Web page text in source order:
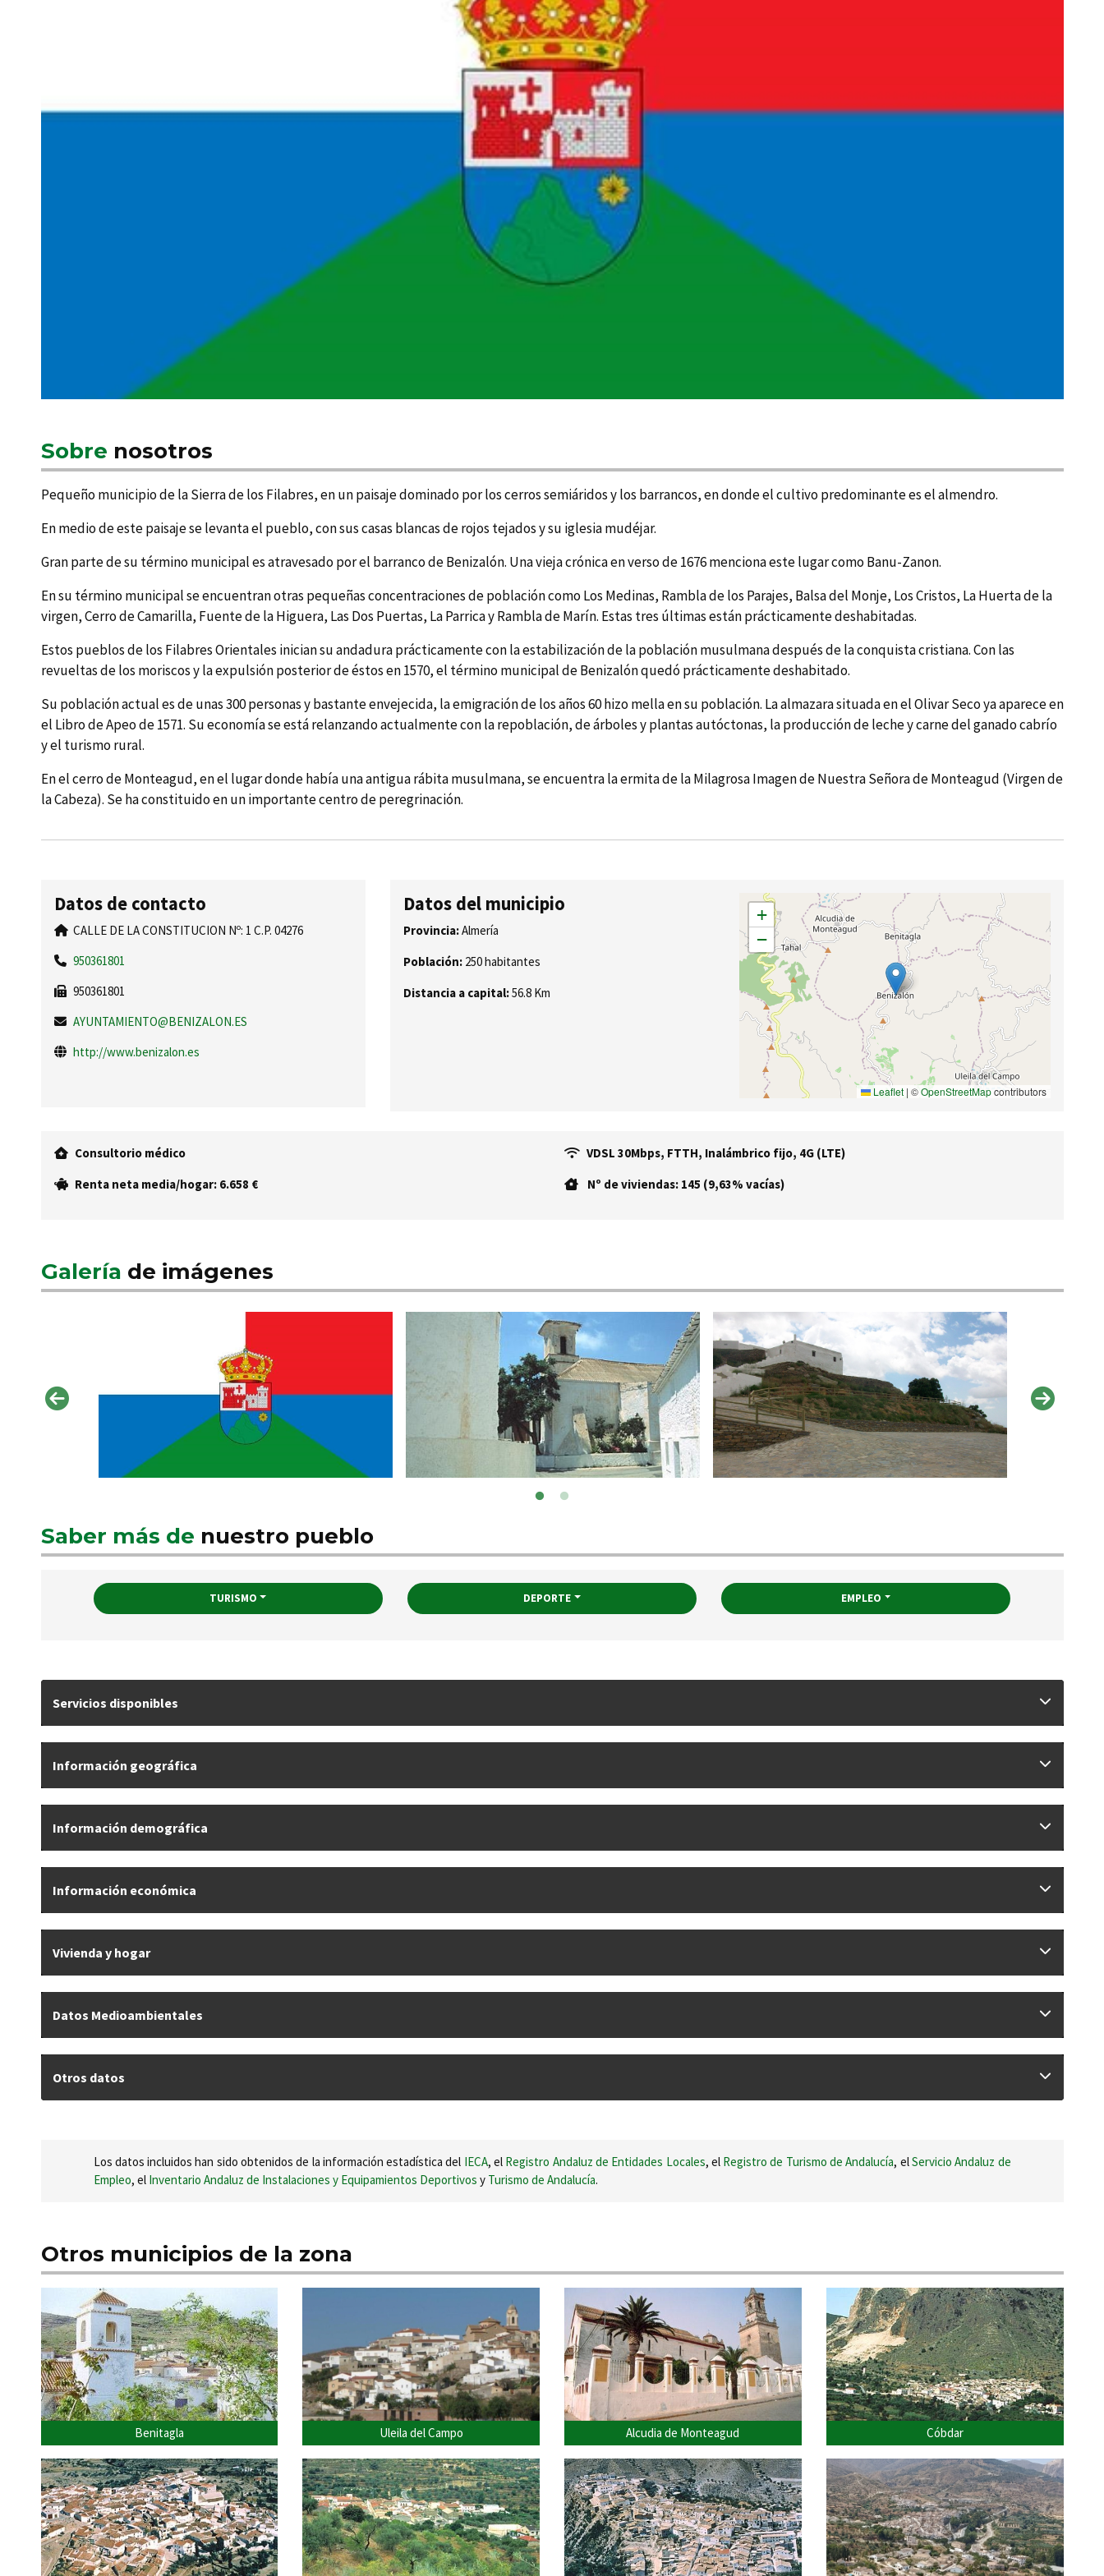
Sobre nosotros
Pequeño municipio de la Sierra de los Filabres, en un paisaje dominado por los cerros semiáridos y los barrancos, en donde el cultivo predominante es el almendro.
En medio de este paisaje se levanta el pueblo, con sus casas blancas de rojos tejados y su iglesia mudéjar.
Gran parte de su término municipal es atravesado por el barranco de Benizalón. Una vieja crónica en verso de 1676 menciona este lugar como Banu-Zanon.
En su término municipal se encuentran otras pequeñas concentraciones de población como Los Medinas, Rambla de los Parajes, Balsa del Monje, Los Cristos, La Huerta de la
virgen, Cerro de Camarilla, Fuente de la Higuera, Las Dos Puertas, La Parrica y Rambla de Marí­n. Estas tres últimas están prácticamente deshabitadas.
Estos pueblos de los Filabres Orientales inician su andadura prácticamente con la estabilización de la población musulmana después de la conquista cristiana. Con las
revueltas de los moriscos y la expulsión posterior de éstos en 1570, el término municipal de Benizalón quedó prácticamente deshabitado.
Su población actual es de unas 300 personas y bastante envejecida, la emigración de los años 60 hizo mella en su población. La almazara situada en el Olivar Seco ya aparece en
el Libro de Apeo de 1571. Su economí­a se está relanzando actualmente con la repoblación, de árboles y plantas autóctonas, la producción de leche y carne del ganado cabrí­o
y el turismo rural.
En el cerro de Monteagud, en el lugar donde habí­a una antigua rábita musulmana, se encuentra la ermita de la Milagrosa Imagen de Nuestra Señora de Monteagud (Virgen de
la Cabeza). Se ha constituido en un importante centro de peregrinación.
Datos de contacto
CALLE DE LA CONSTITUCION Nº: 1 C.P. 04276
950361801
950361801
AYUNTAMIENTO@BENIZALON.ES
http://www.benizalon.es
Datos del municipio
Provincia:Almería
Población:250 habitantes
Distancia a capital:56.8 Km
+
−
Leaflet | ©OpenStreetMapcontributors
Consultorio médico
VDSL 30Mbps, FTTH, Inalámbrico fijo, 4G (LTE)
Renta neta media/hogar: 6.658 €
Nº de viviendas: 145 (9,63% vacías)
Galería de imágenes
Saber más de nuestro pueblo
TURISMO DEPORTE EMPLEO
Servicios disponibles
Información geográfica
Información demográfica
Información económica
Vivienda y hogar
Datos Medioambientales
Otros datos
Los datos incluidos han sido obtenidos de la información estadística del IECA, el Registro Andaluz de Entidades Locales, el Registro de Turismo de Andalucía, elServicio Andaluz de
Empleo, el Inventario Andaluz de Instalaciones y Equipamientos Deportivos y Turismo de Andalucía.
Otros municipios de la zona
Benitagla Uleila del Campo Alcudia de Monteagud Cóbdar